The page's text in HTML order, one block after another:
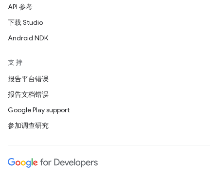
API 参考
下载 Studio
Android NDK
支持
报告平台错误
报告文档错误
Google Play support
参加调查研究